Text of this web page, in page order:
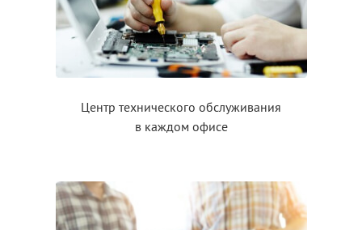
Центр технического обслуживания
в каждом офисе